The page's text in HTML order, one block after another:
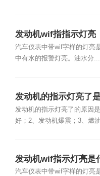
发动机wif指指示灯亮
汽车仪表中带wif字样的灯亮
中有水的报警灯亮。油水分...
发动机的指示灯亮了
发动机的指示灯亮了的原因
好；2、发动机爆震；3、燃油
发动机wif指示灯亮是
汽车仪表中带wif字样的灯亮